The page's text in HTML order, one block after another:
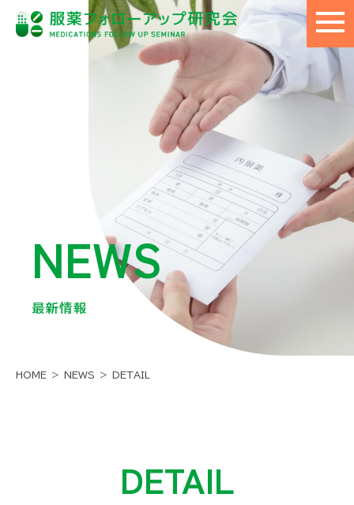
NEWS
最新情報
HOME NEWS DETAIL
DETAIL